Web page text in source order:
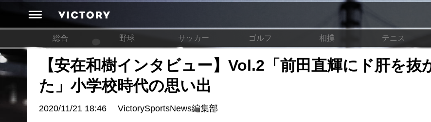
総合 野球 サッカー ゴルフ 相撲 テニス
【安在和樹インタビュー】Vol.2「前田直輝にド肝を抜
た」小学校時代の思い出
2020/11/21 18:46
VictorySportsNews編集部